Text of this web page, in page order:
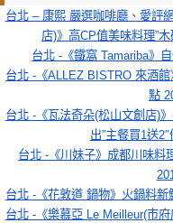
台北 – 康熙 嚴選咖啡廳、愛評
店)》高CP值美味料理”
台北 -《鐵窩 Tamariba》
台北 -《ALLEZ BISTRO 來酒
點
台北 -《瓦法奇朵(松山文創店)
出”主餐買1送
台北 -《川妹子》成都川味料
台北 -《花敦道 鍋物》火鍋料
台北 -《樂慕亞 Le Meilleur(市